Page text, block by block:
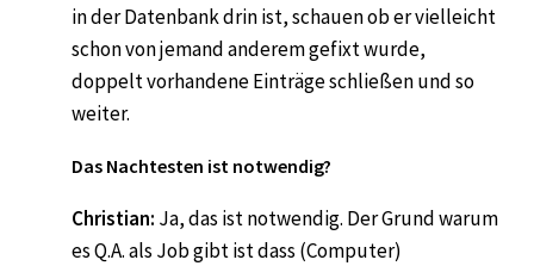
in der Datenbank drin ist, schauen ob er vielleicht
schon von jemand anderem gefixt wurde,
doppelt vorhandene Einträge schließen und so
weiter.
Das Nachtesten ist notwendig?
Christian: Ja, das ist notwendig. Der Grund warum
es Q.A. als Job gibt ist dass (Computer)